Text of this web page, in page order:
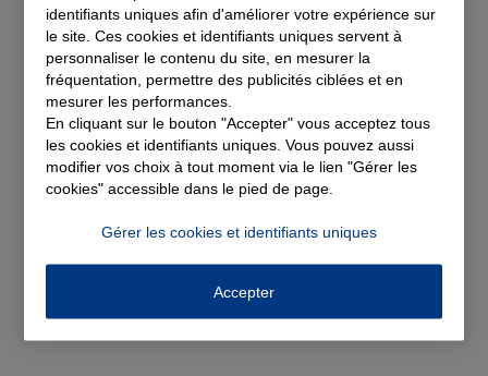
solutions d'assurance
identifiants uniques afin d'améliorer votre expérience sur
le site. Ces cookies et identifiants uniques servent à
personnaliser le contenu du site, en mesurer la
fréquentation, permettre des publicités ciblées et en
mesurer les performances.
En cliquant sur le bouton "Accepter" vous acceptez tous
les cookies et identifiants uniques. Vous pouvez aussi
modifier vos choix à tout moment via le lien "Gérer les
cookies" accessible dans le pied de page.
Gérer les cookies et identifiants uniques
Accepter